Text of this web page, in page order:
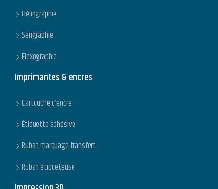
Héliographie
Sérigraphie
Flexographie
Imprimantes & encres
Cartouche d’encre
Étiquette adhésive
Ruban marquage transfert
Ruban étiqueteuse